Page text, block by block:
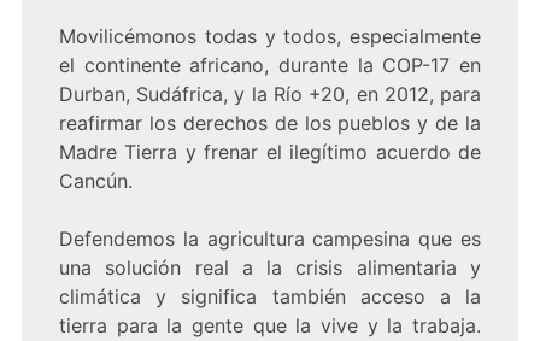
Movilicémonos todas y todos, especialmente
el continente africano, durante la COP-17 en
Durban, Sudáfrica, y la Río +20, en 2012, para
reafirmar los derechos de los pueblos y de la
Madre Tierra y frenar el ilegítimo acuerdo de
Cancún.
Defendemos la agricultura campesina que es
una solución real a la crisis alimentaria y
climática y significa también acceso a la
tierra para la gente que la vive y la trabaja.